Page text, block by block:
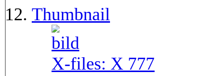
Thumbnail
X-files: X 777